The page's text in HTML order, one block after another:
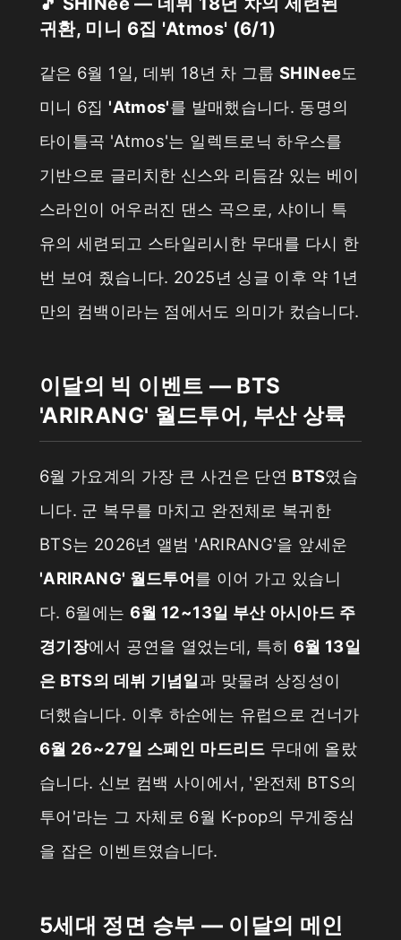
귀환, 미니 6집 'Atmos' (6/1)
같은 6월 1일, 데뷔 18년 차 그룹SHINee도
미니 6집 'Atmos'를 발매했습니다. 동명의
타이틀곡 'Atmos'는 일렉트로닉 하우스를
기반으로 글리치한 신스와 리듬감 있는 베이
스라인이 어우러진 댄스 곡으로, 샤이니 특
유의 세련되고 스타일리시한 무대를 다시 한
번 보여 줬습니다. 2025년 싱글 이후 약 1년
만의 컴백이라는 점에서도 의미가 컸습니다.
이달의 빅 이벤트 — BTS
'ARIRANG' 월드투어, 부산 상륙
6월 가요계의 가장 큰 사건은 단연 BTS였습
니다. 군 복무를 마치고 완전체로 복귀한
BTS는 2026년 앨범 'ARIRANG'을 앞세운
'ARIRANG' 월드투어를 이어 가고 있습니
다. 6월에는 6월 12~13일 부산 아시아드 주
경기장에서 공연을 열었는데, 특히 6월 13일
은 BTS의 데뷔 기념일과 맞물려 상징성이
더했습니다. 이후 하순에는 유럽으로 건너가
6월 26~27일 스페인 마드리드 무대에 올랐
습니다. 신보 컴백 사이에서, '완전체 BTS의
투어'라는 그 자체로 6월 K-pop의 무게중심
을 잡은 이벤트였습니다.
5세대 정면 승부 — 이달의 메인